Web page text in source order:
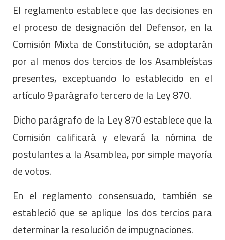
El reglamento establece que las decisiones en
el proceso de designación del Defensor, en la
Comisión Mixta de Constitución, se adoptarán
por al menos dos tercios de los Asambleístas
presentes, exceptuando lo establecido en el
artículo 9 parágrafo tercero de la Ley 870.
Dicho parágrafo de la Ley 870 establece que la
Comisión calificará y elevará la nómina de
postulantes a la Asamblea, por simple mayoría
de votos.
En el reglamento consensuado, también se
estableció que se aplique los dos tercios para
determinar la resolución de impugnaciones.